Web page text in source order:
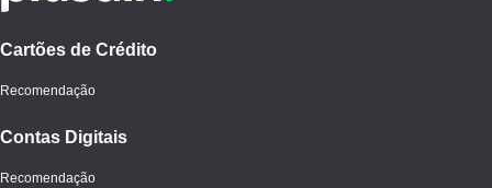
Cartões de Crédito
Recomendação
Contas Digitais
Recomendação